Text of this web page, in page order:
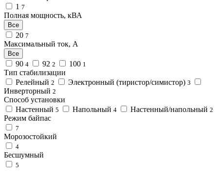
1 7
Полная мощность, кВА
Все
20 7
Максимальный ток, А
Все
90 4 92 2 100 1
Тип стабилизации
Релейный 2 Электронный (тиристор/симистор) 3
Инверторный 2
Способ установки
Настенный 5 Напольный 4 Настенный/напольный 2
Режим байпас
7
Морозостойкий
4
Бесшумный
5